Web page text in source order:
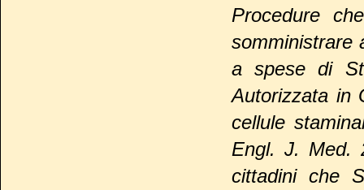
Procedure
somministrare
a spese di
Autorizzata in
cellule
Engl. J. Med.
cittadini che